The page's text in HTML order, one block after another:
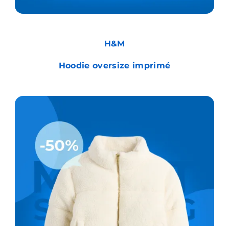
H&M
Hoodie oversize imprimé